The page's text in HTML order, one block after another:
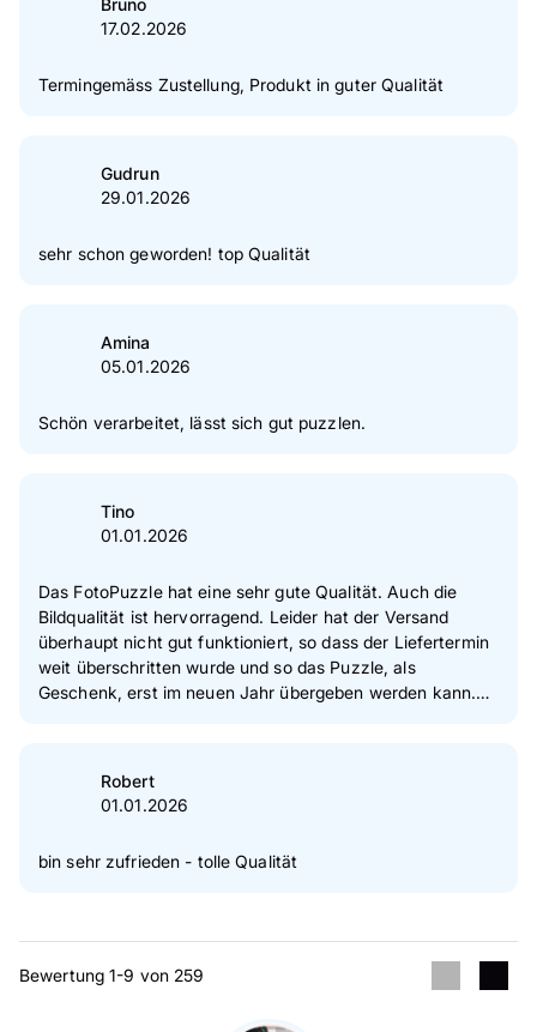
Bruno
17.02.2026
Termingemäss Zustellung, Produkt in guter Qualität
Gudrun
29.01.2026
sehr schon geworden! top Qualität
Amina
05.01.2026
Schön verarbeitet, lässt sich gut puzzlen.
Tino
01.01.2026
Das FotoPuzzle hat eine sehr gute Qualität. Auch die
Bildqualität ist hervorragend. Leider hat der Versand
überhaupt nicht gut funktioniert, so dass der Liefertermin
weit überschritten wurde und so das Puzzle, als
Geschenk, erst im neuen Jahr übergeben werden kann.
Robert
01.01.2026
bin sehr zufrieden - tolle Qualität
Bewertung 1-9 von 259